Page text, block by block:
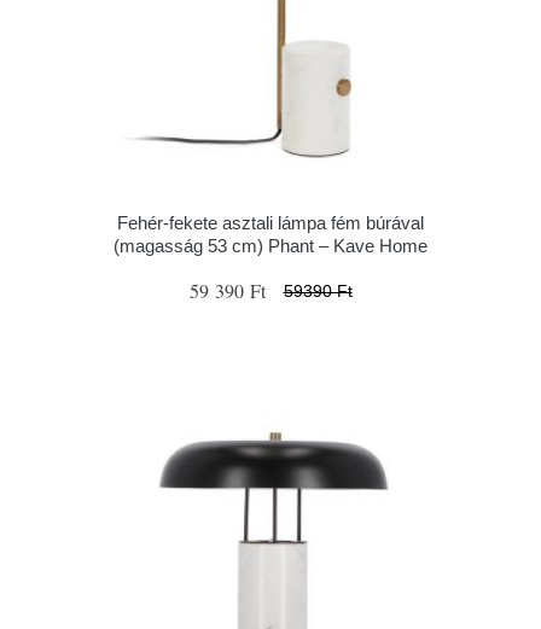
Fehér-fekete asztali lámpa fém búrával
(magasság 53 cm) Phant – Kave Home
59 390 Ft 59390 Ft